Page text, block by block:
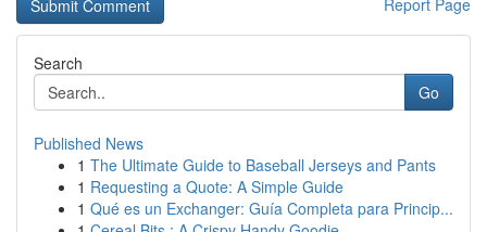
Report Page
Search
Go
Published News
1 The Ultimate Guide to Baseball Jerseys and Pants
1 Requesting a Quote: A Simple Guide
1 Qué es un Exchanger: Guía Completa para Princip...